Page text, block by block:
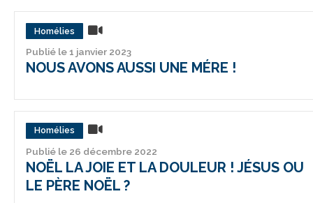
Homélies
Publié le 1 janvier 2023
NOUS AVONS AUSSI UNE MÉRE !
Homélies
Publié le 26 décembre 2022
NOËL LA JOIE ET LA DOULEUR ! JÉSUS OU
LE PÈRE NOËL ?